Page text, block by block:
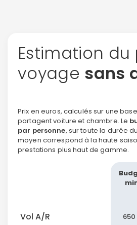
Estimation du
voyage sans
Prix en euros, calculés sur une
partagent voiture et chambre. Le
par personne, sur toute la durée
moyen correspond à la haute
prestations plus haut de gamme.
Vol A/R